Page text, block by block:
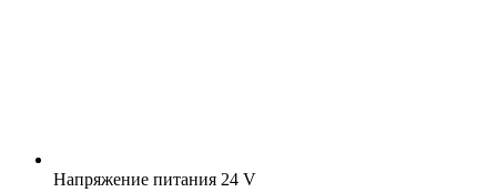
Напряжение питания 24 V